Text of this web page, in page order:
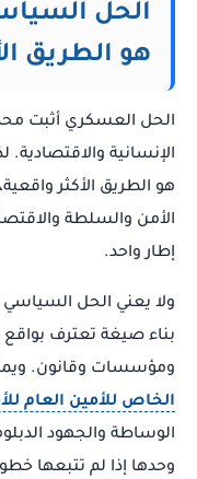
الحل
هو الطريق
الحل العسكري أثبت
الإنسانية والاقتصادية.
هو الطريق الأكثر
الأمن والسلطة
إطار واحد.
ولا يعني الحل
بناء صيغة تعترف بواقع
ومؤسسات وقانون.
الخاص للأمين العام
الوساطة والجهود
وحدها إذا لم تتبعها